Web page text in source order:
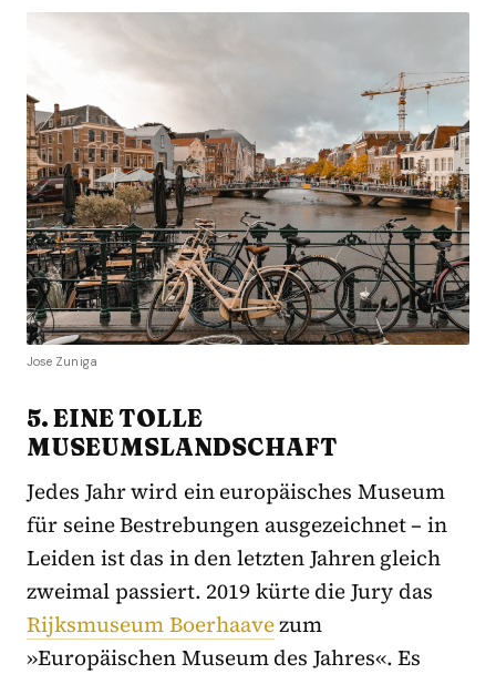
Jose Zuniga
5. EINE TOLLE
MUSEUMSLANDSCHAFT
Jedes Jahr wird ein europäisches Museum
für seine Bestrebungen ausgezeichnet – in
Leiden ist das in den letzten Jahren gleich
zweimal passiert. 2019 kürte die Jury das
Rijksmuseum Boerhaavezum
»Europäischen Museum des Jahres«. Es